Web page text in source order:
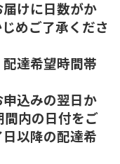
けに日数がか
めご了承くださ
達希望時間帯
込みの翌日か
間内の日付をご
以降の配達希